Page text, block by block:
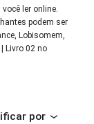
ler online.
podem ser
Lobisomem,
Livro 02 no
por